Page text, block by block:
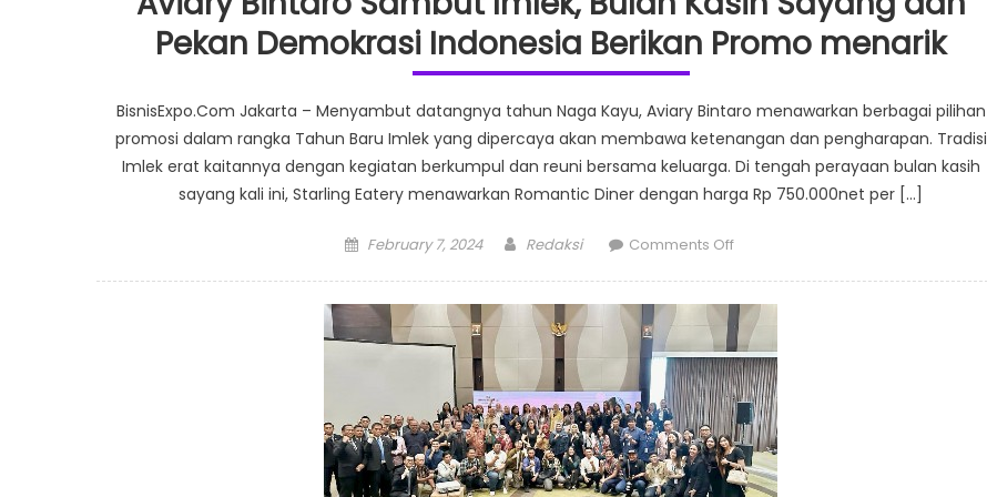
Pekan Demokrasi Indonesia Berikan Promo menarik
BisnisExpo.Com Jakarta – Menyambut datangnya tahun Naga Kayu, Aviary Bintaro menawarkan berbagai pilihan
promosi dalam rangka Tahun Baru Imlek yang dipercaya akan membawa ketenangan dan pengharapan. Tradisi
Imlek erat kaitannya dengan kegiatan berkumpul dan reuni bersama keluarga. Di tengah perayaan bulan kasih
sayang kali ini, Starling Eatery menawarkan Romantic Diner dengan harga Rp 750.000net per […]
Posted
February 7, 2024 Author
Redaksi Comments Offon
Sambut
Imlek,
Bulan
Kasih
Sayang
dan
Pekan